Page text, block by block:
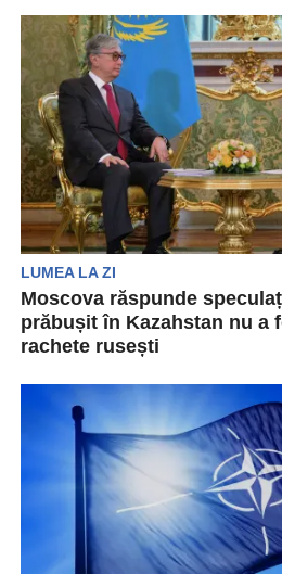
„ipotezelor” cu privire la
avion de pasageri...
LUMEA LA ZI
Moscova răspunde
prăbușit în Kazahstan nu a
rachete rusești
Incidentul a fost soldat cu 38